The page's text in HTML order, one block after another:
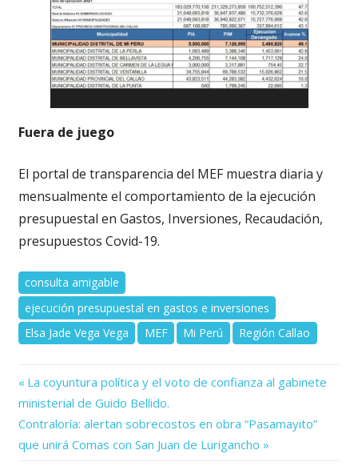
Fuera de juego
El portal de transparencia del MEF muestra diaria y
mensualmente el comportamiento de la ejecución
presupuestal en Gastos, Inversiones, Recaudación,
presupuestos Covid-19.
consulta amigable
ejecución presupuestal en gastos e inversiones
Elsa Jade Vega Vega
MEF Mi Perú Región Callao
Navegación
de
entradas
Previous
Post:
La coyuntura política y el voto de confianza al gabinete
ministerial de Guido Bellido.
Next
Post:
Contraloría: alertan sobrecostos en obra “Pasamayito”
que unirá Comas con San Juan de Lurigancho